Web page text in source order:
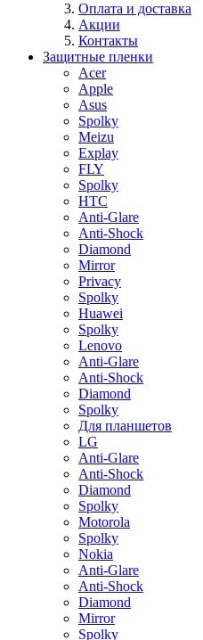
Оплата и доставка
Акции
Контакты
Защитные пленки
Acer
Apple
Asus
Spolky
Meizu
Explay
FLY
Spolky
HTC
Anti-Glare
Anti-Shock
Diamond
Mirror
Privacy
Spolky
Huawei
Spolky
Lenovo
Anti-Glare
Anti-Shock
Diamond
Spolky
Для планшетов
LG
Anti-Glare
Anti-Shock
Diamond
Spolky
Motorola
Spolky
Nokia
Anti-Glare
Anti-Shock
Diamond
Mirror
Spolky